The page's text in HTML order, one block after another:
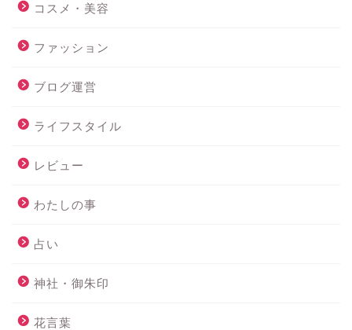
コスメ・美容
ファッション
ブログ運営
ライフスタイル
レビュー
わたしの事
占い
神社・御朱印
花言葉